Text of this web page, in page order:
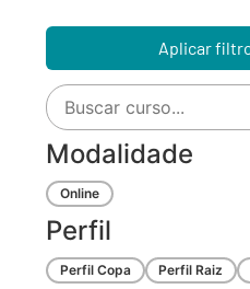
Aplicar
Modalidade
Online
Perfil
Perfil Copa Perfil Raiz